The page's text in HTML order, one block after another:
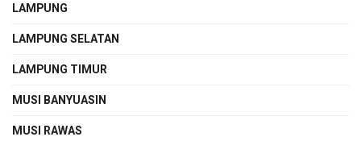
LAMPUNG
LAMPUNG SELATAN
LAMPUNG TIMUR
MUSI BANYUASIN
MUSI RAWAS